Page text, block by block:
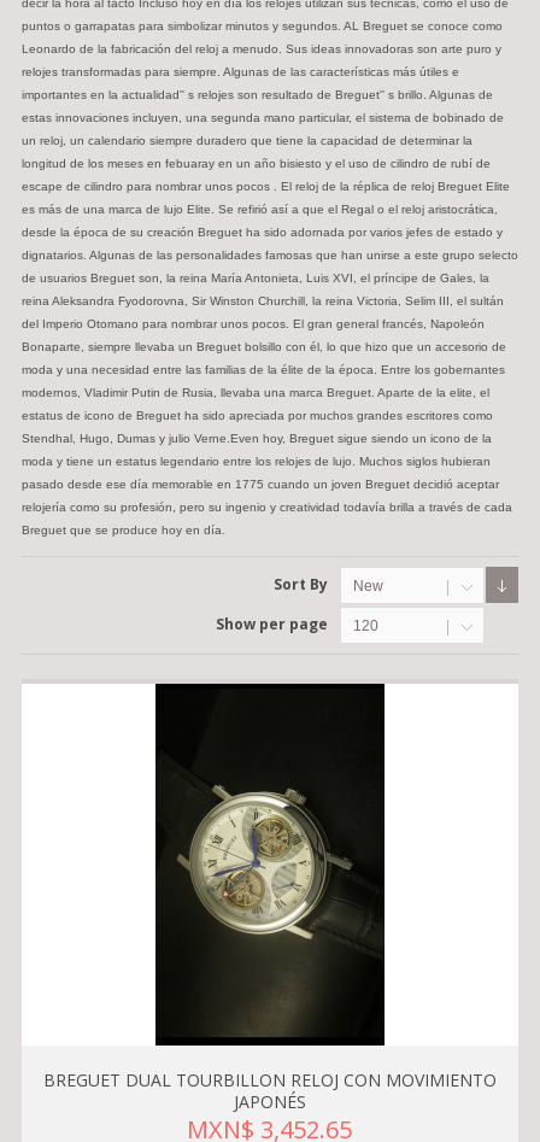
decir la hora al tacto Incluso hoy en día los relojes utilizan sus técnicas, como el uso de
puntos o garrapatas para simbolizar minutos y segundos. AL Breguet se conoce como
Leonardo de la fabricación del reloj a menudo. Sus ideas innovadoras son arte puro y
relojes transformadas para siempre. Algunas de las características más útiles e
importantes en la actualidad'' s relojes son resultado de Breguet'' s brillo. Algunas de
estas innovaciones incluyen, una segunda mano particular, el sistema de bobinado de
un reloj, un calendario siempre duradero que tiene la capacidad de determinar la
longitud de los meses en febuaray en un año bisiesto y el uso de cilindro de rubí de
escape de cilindro para nombrar unos pocos . El reloj de la réplica de reloj Breguet Elite
es más de una marca de lujo Elite. Se refirió así a que el Regal o el reloj aristocrática,
desde la época de su creación Breguet ha sido adornada por varios jefes de estado y
dignatarios. Algunas de las personalidades famosas que han unirse a este grupo selecto
de usuarios Breguet son, la reina María Antonieta, Luis XVI, el príncipe de Gales, la
reina Aleksandra Fyodorovna, Sir Winston Churchill, la reina Victoria, Selim III, el sultán
del Imperio Otomano para nombrar unos pocos. El gran general francés, Napoleón
Bonaparte, siempre llevaba un Breguet bolsillo con él, lo que hizo que un accesorio de
moda y una necesidad entre las familias de la élite de la época. Entre los gobernantes
modernos, Vladimir Putin de Rusia, llevaba una marca Breguet. Aparte de la elite, el
estatus de icono de Breguet ha sido apreciada por muchos grandes escritores como
Stendhal, Hugo, Dumas y julio Verne.Even hoy, Breguet sigue siendo un icono de la
moda y tiene un estatus legendario entre los relojes de lujo. Muchos siglos hubieran
pasado desde ese día memorable en 1775 cuando un joven Breguet decidió aceptar
relojería como su profesión, pero su ingenio y creatividad todavía brilla a través de cada
Breguet que se produce hoy en día.
Sort By New
Show per page 120
BREGUET DUAL TOURBILLON RELOJ CON MOVIMIENTO
JAPONÉS
MXN$ 3,452.65